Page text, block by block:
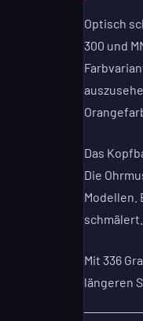
Optisch
300 und
Das
Die
Modellen.
schmälert.
Mit 336
längeren